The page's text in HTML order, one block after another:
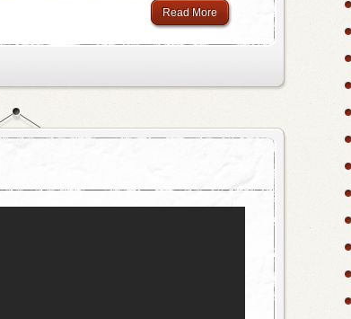
Read More